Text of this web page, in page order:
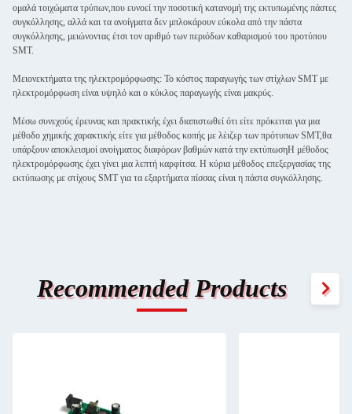
ομαλά τοιχώματα τρύπων,που ευνοεί την ποσοτική κατανομή της εκτυπωμένης πάστες
συγκόλλησης, αλλά και τα ανοίγματα δεν μπλοκάρουν εύκολα από την πάστα
συγκόλλησης, μειώνοντας έτσι τον αριθμό των περιόδων καθαρισμού του προτύπου
SMT.
Μειονεκτήματα της ηλεκτρομόρφωσης: Το κόστος παραγωγής των στίχλων SMT με
ηλεκτρομόρφωση είναι υψηλό και ο κύκλος παραγωγής είναι μακρύς.
Μέσω συνεχούς έρευνας και πρακτικής έχει διαπιστωθεί ότι είτε πρόκειται για μια
μέθοδο χημικής χαρακτικής είτε για μέθοδος κοπής με λέιζερ των πρότυπων SMT,θα
υπάρξουν αποκλεισμοί ανοίγματος διαφόρων βαθμών κατά την εκτύπωσηΗ μέθοδος
ηλεκτρομόρφωσης έχει γίνει μια λεπτή καρφίτσα. Η κύρια μέθοδος επεξεργασίας της
εκτύπωσης με στίχους SMT για τα εξαρτήματα πίσσας είναι η πάστα συγκόλλησης.
Recommended Products